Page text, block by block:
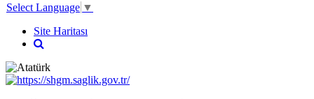
Select Language ▼
Site Haritası